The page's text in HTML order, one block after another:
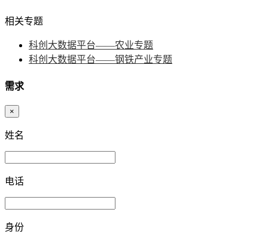
相关专题
科创大数据平台——农业专题
科创大数据平台——钢铁产业专题
需求
×
姓名
电话
身份